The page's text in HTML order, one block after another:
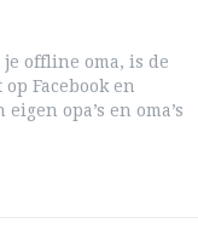
offline oma, is de
Facebook en
opa’s en oma’s